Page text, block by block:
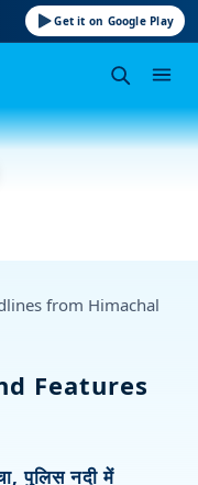
Get it on Google Play
from Himachal
Features
पुलिस नदी में